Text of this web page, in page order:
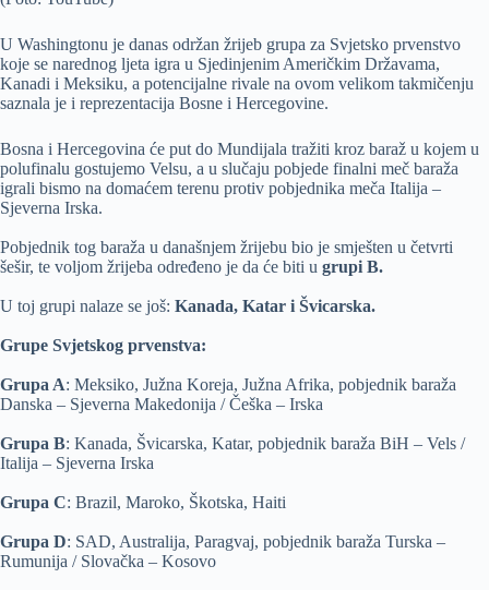
U Washingtonu je danas održan žrijeb grupa za Svjetsko prvenstvo
koje se narednog ljeta igra u Sjedinjenim Američkim Državama,
Kanadi i Meksiku, a potencijalne rivale na ovom velikom takmičenju
saznala je i reprezentacija Bosne i Hercegovine.
Bosna i Hercegovina će put do Mundijala tražiti kroz baraž u kojem u
polufinalu gostujemo Velsu, a u slučaju pobjede finalni meč baraža
igrali bismo na domaćem terenu protiv pobjednika meča Italija –
Sjeverna Irska.
Pobjednik tog baraža u današnjem žrijebu bio je smješten u četvrti
šešir, te voljom žrijeba određeno je da će biti u grupi B.
U toj grupi nalaze se još: Kanada, Katar i Švicarska.
Grupe Svjetskog prvenstva:
Grupa A: Meksiko, Južna Koreja, Južna Afrika, pobjednik baraža
Danska – Sjeverna Makedonija / Češka – Irska
Grupa B: Kanada, Švicarska, Katar, pobjednik baraža BiH – Vels /
Italija – Sjeverna Irska
Grupa C: Brazil, Maroko, Škotska, Haiti
Grupa D: SAD, Australija, Paragvaj, pobjednik baraža Turska –
Rumunija / Slovačka – Kosovo